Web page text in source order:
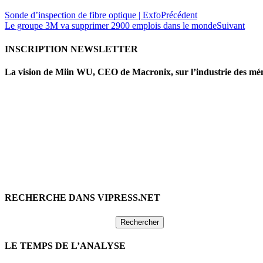
Sonde d’inspection de fibre optique | ExfoPrécédent
Le groupe 3M va supprimer 2900 emplois dans le mondeSuivant
INSCRIPTION NEWSLETTER
La vision de Miin WU, CEO de Macronix, sur l’industrie des
RECHERCHE DANS VIPRESS.NET
LE TEMPS DE L’ANALYSE